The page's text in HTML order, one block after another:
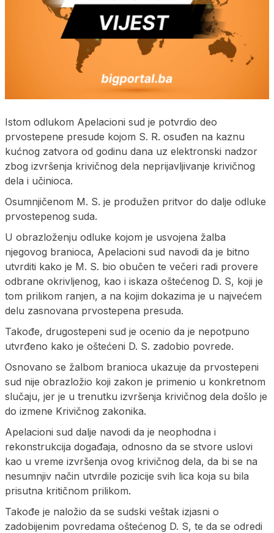
Istom odlukom Apelacioni sud je potvrdio deo
prvostepene presude kojom S. R. osuđen na kaznu
kućnog zatvora od godinu dana uz elektronski nadzor
zbog izvršenja krivičnog dela neprijavljivanje krivičnog
dela i učinioca.
Osumnjičenom M. S. je produžen pritvor do dalje odluke
prvostepenog suda.
U obrazloženju odluke kojom je usvojena žalba
njegovog branioca, Apelacioni sud navodi da je bitno
utvrditi kako je M. S. bio obučen te večeri radi provere
odbrane okrivljenog, kao i iskaza oštećenog D. S, koji je
tom prilikom ranjen, a na kojim dokazima je u najvećem
delu zasnovana prvostepena presuda.
Takođe, drugostepeni sud je ocenio da je nepotpuno
utvrđeno kako je oštećeni D. S. zadobio povrede.
Osnovano se žalbom branioca ukazuje da prvostepeni
sud nije obrazložio koji zakon je primenio u konkretnom
slučaju, jer je u trenutku izvršenja krivičnog dela došlo je
do izmene Krivičnog zakonika.
Apelacioni sud dalje navodi da je neophodna i
rekonstrukcija događaja, odnosno da se stvore uslovi
kao u vreme izvršenja ovog krivičnog dela, da bi se na
nesumnjiv način utvrdile pozicije svih lica koja su bila
prisutna kritičnom prilikom.
Takođe je naložio da se sudski veštak izjasni o
zadobijenim povredama oštećenog D. S, te da se odredi